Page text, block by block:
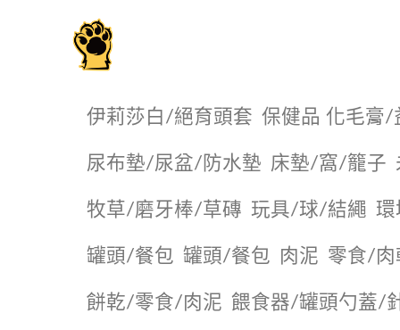
伊莉莎白/絕育頭套 保健品 化毛膏/
尿布墊/尿盆/防水墊 ️床墊/窩/籠子
牧草/磨牙棒/草磚 玩具/球/結繩 環
罐頭/餐包 罐頭/餐包 肉泥 零食/
餅乾/零食/肉泥 餵食器/罐頭勺蓋/